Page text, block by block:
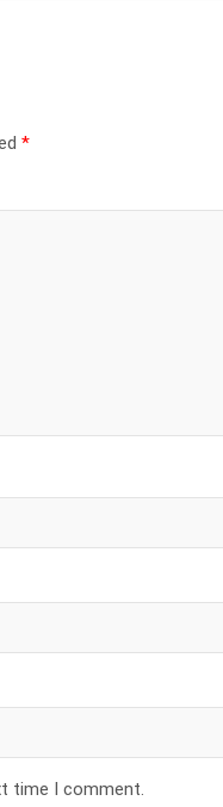
*
time I comment.